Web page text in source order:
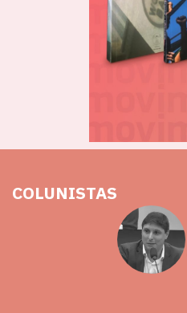
COLUNISTAS